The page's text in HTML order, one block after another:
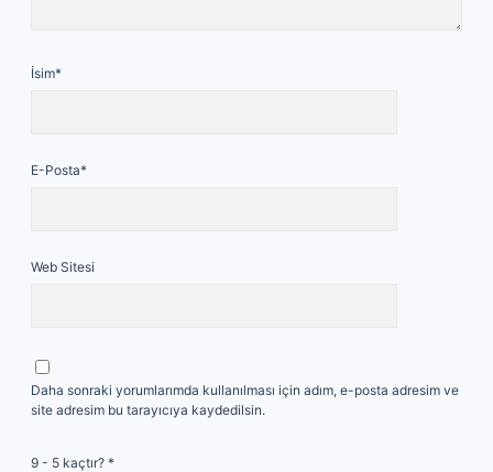
İsim*
E-Posta*
Web Sitesi
Daha sonraki yorumlarımda kullanılması için adım, e-posta adresim ve
site adresim bu tarayıcıya kaydedilsin.
9 - 5 kaçtır? *